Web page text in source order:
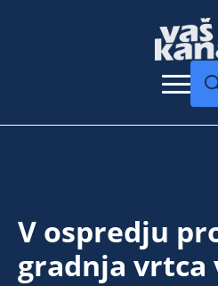
V ospredju
gradnja vrtca